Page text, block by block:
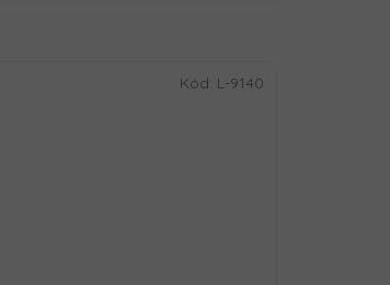
Kód: L-9140